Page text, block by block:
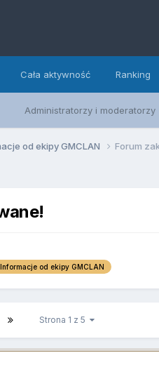
Administratorzy i moderatorzy
Cała aktywność Ranking
od ekipy GMCLAN Forum
Informacje od ekipy GMCLAN
Strona 1 z 5